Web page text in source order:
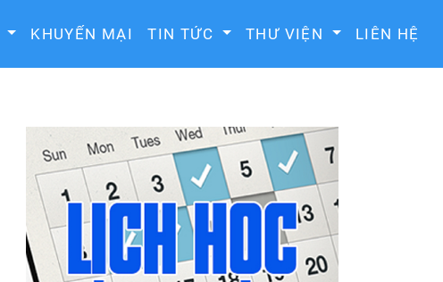
KHUYẾN MẠI TIN TỨC THƯ VIỆN LIÊN HỆ